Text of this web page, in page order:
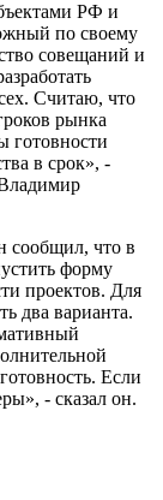
РФ и
по своему
совещаний и
Считаю, что
рынка
готовности
в срок», -
сообщил, что в
форму
проектов. Для
два варианта.
Если
- сказал он.